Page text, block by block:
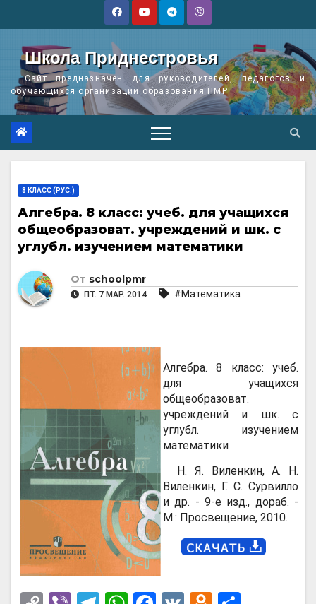
Школа Приднестровья
Сайт предназначен для руководителей, педагогов и
обучающихся организаций образования ПМР
8 КЛАСС (РУС.)
Алгебра. 8 класс: учеб. для учащихся
общеобразоват. учреждений и шк. с
углубл. изучением математики
От schoolpmr
ПТ. 7 МАР. 2014 #Математика
Алгебра. 8 класс: учеб.
для учащихся
общеобразоват.
учреждений и шк. с
углубл. изучением
математики
Н. Я. Виленкин, А. Н.
Виленкин, Г. С. Сурвилло
и др. - 9-е изд., дораб. -
М.: Просвещение, 2010.